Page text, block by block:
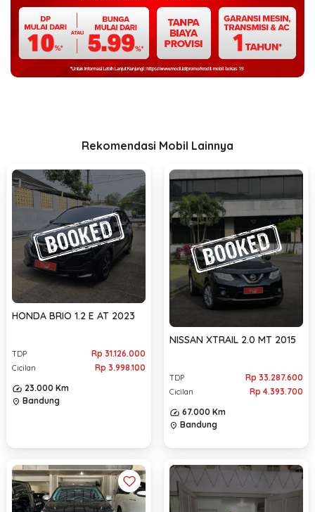
Rekomendasi Mobil Lainnya
HONDA BRIO 1.2 E AT 2023
TDP Rp 31.126.000
Cicilan
Rp 3.998.100
23.000 Km
location_on Bandung
NISSAN XTRAIL 2.0 MT 2015
TDP Rp 33.287.600
Cicilan
Rp 4.393.700
67.000 Km
location_on Bandung